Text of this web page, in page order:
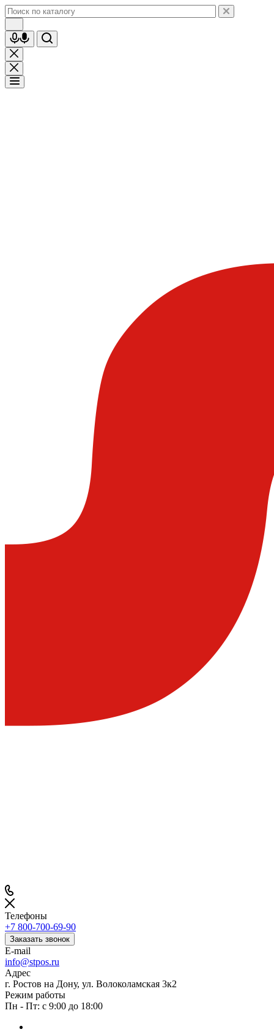
Телефоны
+7 800-700-69-90
Заказать звонок
E-mail
info@stpos.ru
Адрес
г. Ростов на Дону, ул. Волоколамская 3к2
Режим работы
Пн - Пт: с 9:00 до 18:00